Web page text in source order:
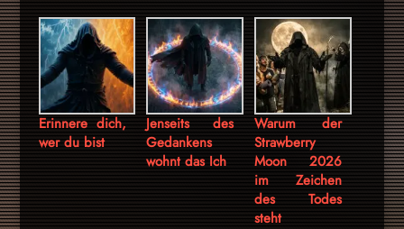
Erinnere dich,
wer du bist
Jenseits des
Gedankens
wohnt das Ich
Warum der
Strawberry
Moon 2026
im Zeichen
des Todes
steht